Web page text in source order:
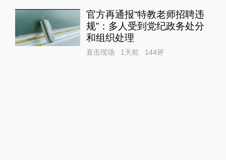
官方再通报“特教老师招聘违
规”：多人受到党纪政务处分
和组织处理
直击现场 1天前 144评